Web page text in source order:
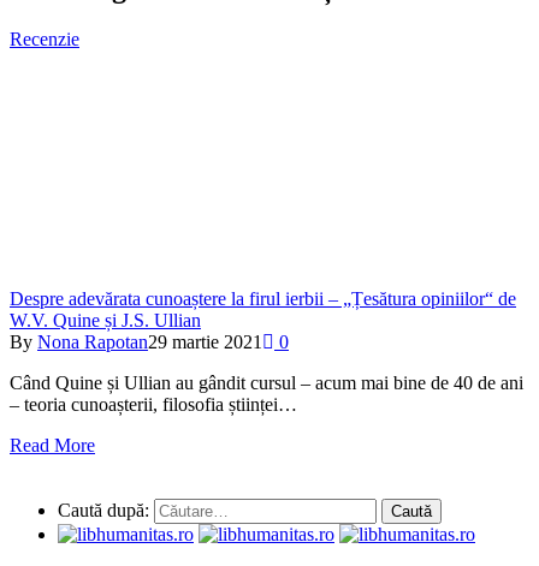
Recenzie
Despre adevărata cunoaștere la firul ierbii – „Țesătura opiniilor“ de
W.V. Quine și J.S. Ullian
By Nona Rapotan29 martie 2021
0
Când Quine și Ullian au gândit cursul – acum mai bine de 40 de ani
– teoria cunoașterii, filosofia științei…
Read More
Caută după: